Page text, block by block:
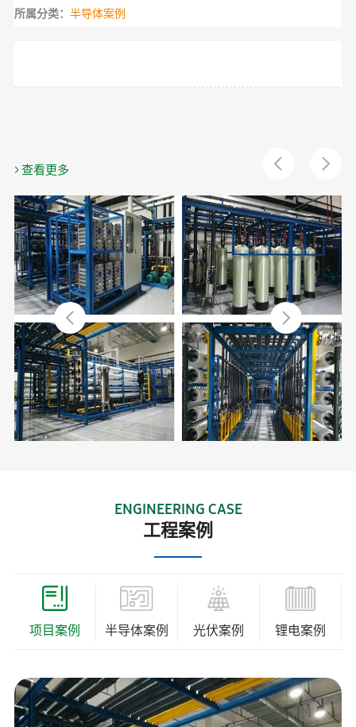
所属分类： 半导体案例
> 查看更多
ENGINEERING CASE
工程案例
项目案例 半导体案例 光伏案例 锂电案例